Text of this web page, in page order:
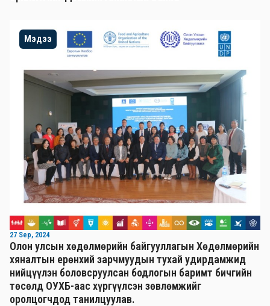
Мэдээ
27 Sep, 2024
Олон улсын хөдөлмөрийн байгууллагын Хөдөлмөрийн
хяналтын ерөнхий зарчмуудын тухай удирдамжид
нийцүүлэн боловсруулсан бодлогын баримт бичгийн
төсөлд ОУХБ-аас хүргүүлсэн зөвлөмжийг
оролцогчдод танилцуулав.